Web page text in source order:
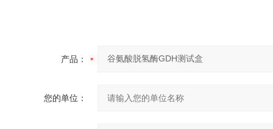
产品：
您的单位：